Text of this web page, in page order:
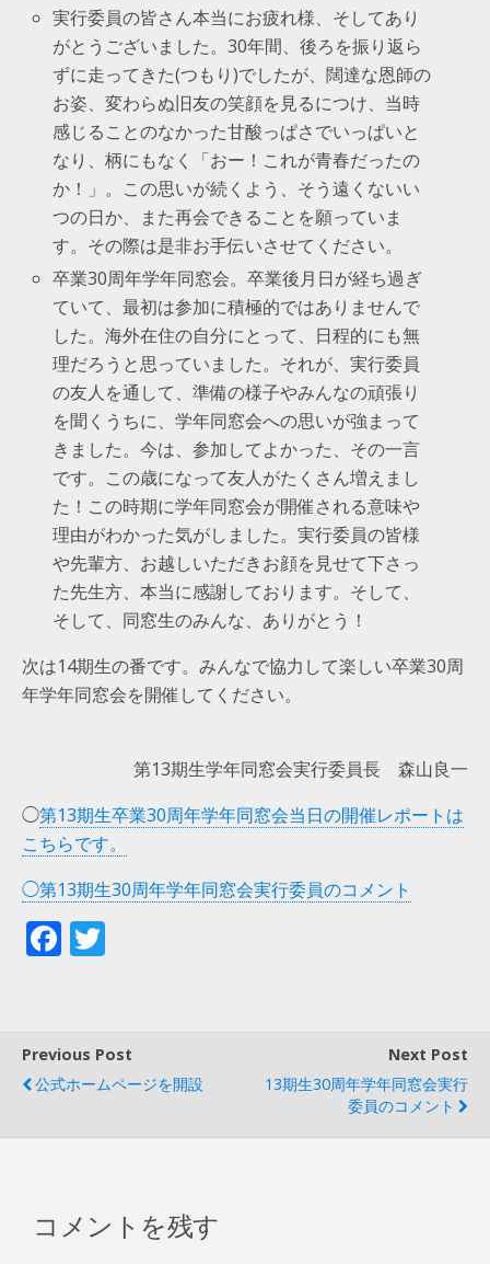
実行委員の皆さん本当にお疲れ様、そしてあり
がとうございました。30年間、後ろを振り返ら
ずに走ってきた(つもり)でしたが、闊達な恩師の
お姿、変わらぬ旧友の笑顔を見るにつけ、当時
感じることのなかった甘酸っぱさでいっぱいと
なり、柄にもなく「おー！これが青春だったの
か！」。この思いが続くよう、そう遠くないい
つの日か、また再会できることを願っていま
す。その際は是非お手伝いさせてください。
卒業30周年学年同窓会。卒業後月日が経ち過ぎ
ていて、最初は参加に積極的ではありませんで
した。海外在住の自分にとって、日程的にも無
理だろうと思っていました。それが、実行委員
の友人を通して、準備の様子やみんなの頑張り
を聞くうちに、学年同窓会への思いが強まって
きました。今は、参加してよかった、その一言
です。この歳になって友人がたくさん増えまし
た！この時期に学年同窓会が開催される意味や
理由がわかった気がしました。実行委員の皆様
や先輩方、お越しいただきお顔を見せて下さっ
た先生方、本当に感謝しております。そして、
そして、同窓生のみんな、ありがとう！
次は14期生の番です。みんなで協力して楽しい卒業30周
年学年同窓会を開催してください。
第13期生学年同窓会実行委員長 森山良一
◯第13期生卒業30周年学年同窓会当日の開催レポートは
こちらです。
◯第13期生30周年学年同窓会実行委員のコメント
F
b
o
k
er
Previous Post
公式ホームページを開設
Next Post
13期生30周年学年同窓会実行
委員のコメント
コメントを残す